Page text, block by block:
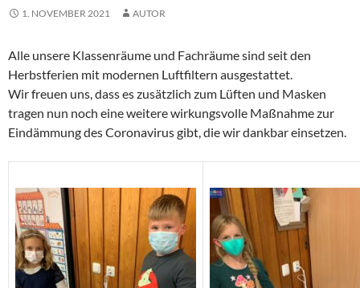
1. NOVEMBER 2021 AUTOR
Alle unsere Klassenräume und Fachräume sind seit den
Herbstferien mit modernen Luftfiltern ausgestattet.
Wir freuen uns, dass es zusätzlich zum Lüften und Masken
tragen nun noch eine weitere wirkungsvolle Maßnahme zur
Eindämmung des Coronavirus gibt, die wir dankbar einsetzen.